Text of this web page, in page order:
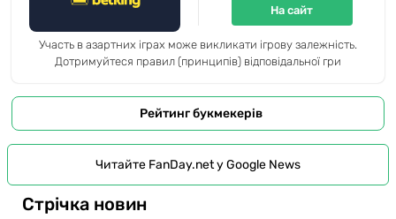
На сайт
Участь в азартних іграх може викликати ігрову залежність.
Дотримуйтеся правил (принципів) відповідальної гри
Рейтинг букмекерів
Читайте FanDay.net у Google News
Стрічка новин